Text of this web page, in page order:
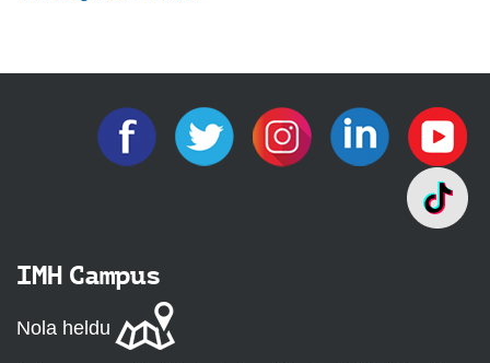
IMH Campus
Nola heldu